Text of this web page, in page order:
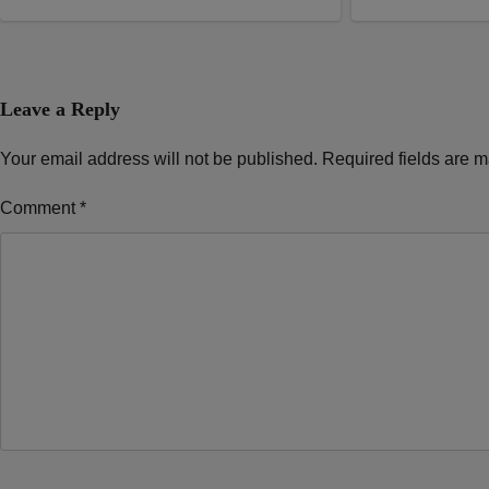
Leave a Reply
Your email address will not be published. Required fields are
Comment*